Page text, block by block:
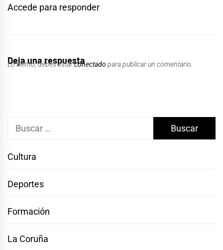
Accede para responder
Deja una respuesta
Lo siento, debes estarconectado para publicar un comentario.
Buscar:
Cultura
Deportes
Formación
La Coruña